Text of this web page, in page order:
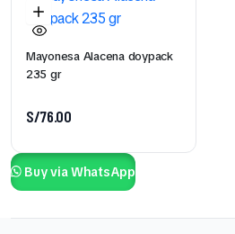
Mayonesa Alacena doypack
235 gr
S/76.00
Buy via WhatsApp